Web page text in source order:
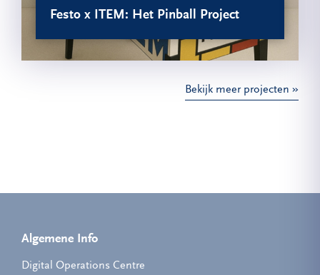
Festo x ITEM: Het Pinball Project
Bekijk meer projecten
Algemene Info
Digital Operations Centre